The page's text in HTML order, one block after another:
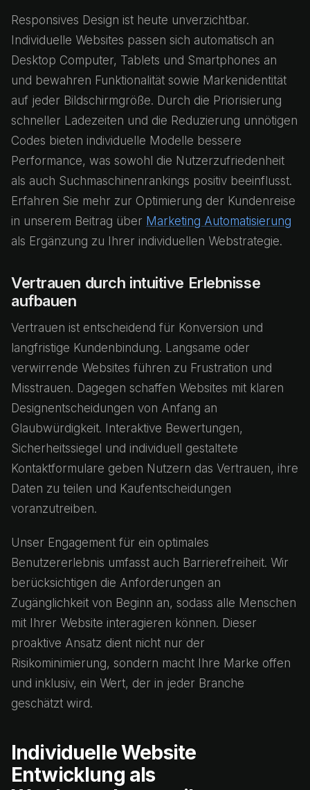
Responsives Design ist heute unverzichtbar.
Individuelle Websites passen sich automatisch an
Desktop Computer, Tablets und Smartphones an
und bewahren Funktionalität sowie Markenidentität
auf jeder Bildschirmgröße. Durch die Priorisierung
schneller Ladezeiten und die Reduzierung unnötigen
Codes bieten individuelle Modelle bessere
Performance, was sowohl die Nutzerzufriedenheit
als auch Suchmaschinenrankings positiv beeinflusst.
Erfahren Sie mehr zur Optimierung der Kundenreise
in unserem Beitrag über Marketing Automatisierung
als Ergänzung zu Ihrer individuellen Webstrategie.
Vertrauen durch intuitive Erlebnisse
aufbauen
Vertrauen ist entscheidend für Konversion und
langfristige Kundenbindung. Langsame oder
verwirrende Websites führen zu Frustration und
Misstrauen. Dagegen schaffen Websites mit klaren
Designentscheidungen von Anfang an
Glaubwürdigkeit. Interaktive Bewertungen,
Sicherheitssiegel und individuell gestaltete
Kontaktformulare geben Nutzern das Vertrauen, ihre
Daten zu teilen und Kaufentscheidungen
voranzutreiben.
Unser Engagement für ein optimales
Benutzererlebnis umfasst auch Barrierefreiheit. Wir
berücksichtigen die Anforderungen an
Zugänglichkeit von Beginn an, sodass alle Menschen
mit Ihrer Website interagieren können. Dieser
proaktive Ansatz dient nicht nur der
Risikominimierung, sondern macht Ihre Marke offen
und inklusiv, ein Wert, der in jeder Branche
geschätzt wird.
Individuelle Website
Entwicklung als